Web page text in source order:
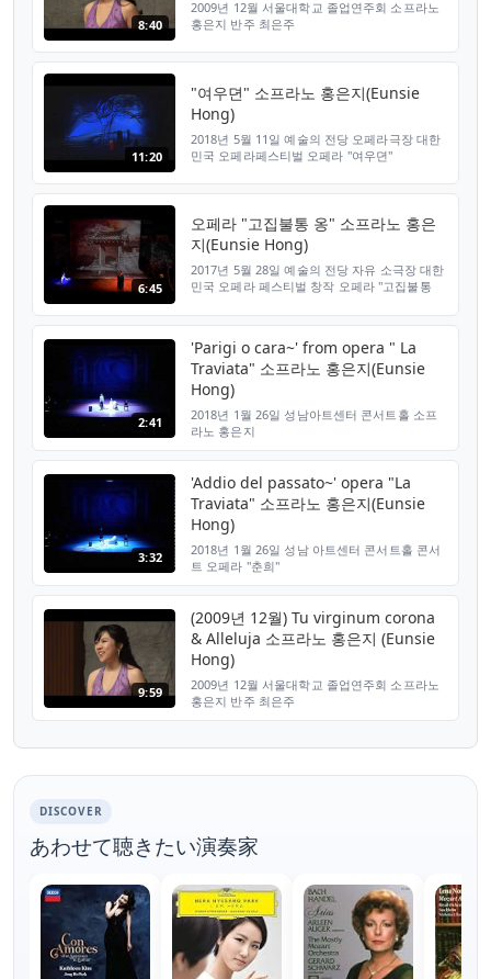
8:40
2009년 12월 서울대학교 졸업연주회 소프라노
홍은지 반주 최은주
11:20
"여우뎐" 소프라노 홍은지(Eunsie
Hong)
2018년 5월 11일 예술의 전당 오페라극장 대한
민국 오페라페스티벌 오페라 "여우뎐"
6:45
오페라 "고집불통 옹" 소프라노 홍은
지(Eunsie Hong)
2017년 5월 28일 예술의 전당 자유 소극장 대한
민국 오페라 페스티벌 창작 오페라 "고집불통
2:41
'Parigi o cara~' from opera " La
Traviata" 소프라노 홍은지(Eunsie
Hong)
2018년 1월 26일 성남아트센터 콘서트홀 소프
라노 홍은지
3:32
'Addio del passato~' opera "La
Traviata" 소프라노 홍은지(Eunsie
Hong)
2018년 1월 26일 성남 아트센터 콘서트홀 콘서
트 오페라 "춘희"
9:59
(2009년 12월) Tu virginum corona
& Alleluja 소프라노 홍은지 (Eunsie
Hong)
2009년 12월 서울대학교 졸업연주회 소프라노
홍은지 반주 최은주
DISCOVER
あわせて聴きたい演奏家